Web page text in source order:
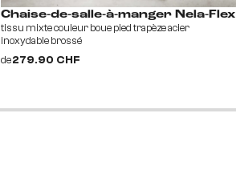
Chaise-de-salle-à-manger Nela-Flex
tissu mixte couleur boue pied trapèze acier
inoxydable brossé
de279.90 CHF